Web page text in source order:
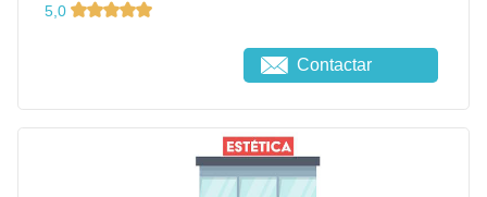
5,0
Contactar